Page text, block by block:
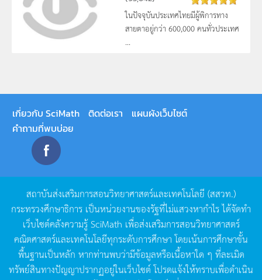
ในปัจจุบันประเทศไทยมีผู้พิการทาง
สายตาอยู่กว่า 600,000 คนทั่วประเทศ
...
เกี่ยวกับ SciMath ติดต่อเรา
แผนผังเว็บไซต์
คำถามที่พบบ่อย
สถาบันส่งเสริมการสอนวิทยาศาสตร์และเทคโนโลยี (สสวท.)
กระทรวงศึกษาธิการ เป็นหน่วยงานของรัฐที่ไม่แสวงหากำไรได้จัดทำ
เว็บไซต์คลังความรู้SciMath เพื่อส่งเสริมการสอนวิทยาศาสตร์
คณิตศาสตร์และเทคโนโลยีทุกระดับการศึกษา โดยเน้นการศึกษาขั้น
พื้นฐานเป็นหลัก หากท่านพบว่ามีข้อมูลหรือเนื้อหาใด ๆ ที่ละเมิด
ทรัพย์สินทางปัญญาปรากฏอยู่ในเว็บไซต์โปรดแจ้งให้ทราบเพื่อดำเนิน